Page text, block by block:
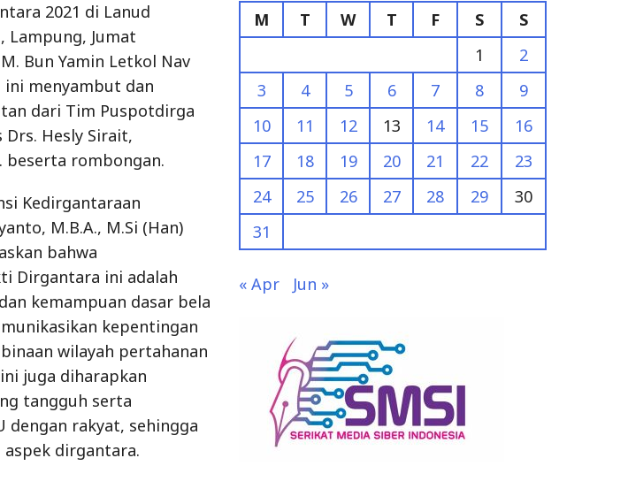
2021 di Lanud
Lampung, Jumat
Bun Yamin Letkol Nav
ini menyambut dan
dari Tim Puspotdirga
Hesly Sirait,
beserta rombongan.
Kedirgantaraan
M.B.A., M.Si (Han)
bahwa
Dirgantara ini adalah
kemampuan dasar bela
kepentingan
wilayah pertahanan
juga diharapkan
tangguh serta
rakyat, sehingga
dirgantara.
M
T W T F S
S
1
2
3
4 5 6 7 8
9
10
11 12 13 14 15
16
17
18 19 20 21 22
23
24
25 26 27 28 29
30
31
« Apr Jun »